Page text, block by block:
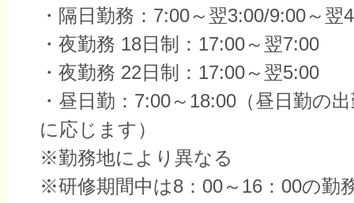
・隔日勤務：7:00～翌3:00/9:00～翌
・夜勤務 18日制：17:00～翌7:00
・夜勤務 22日制：17:00～翌5:00
・昼日勤：7:00～18:00（昼日勤の
に応じます）
※勤務地により異なる
※研修期間中は8：00～16：00の勤